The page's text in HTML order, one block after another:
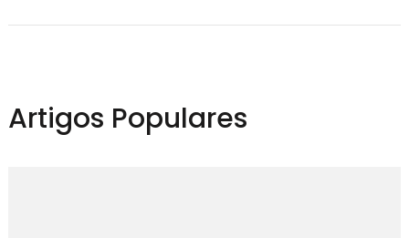
Artigos Populares